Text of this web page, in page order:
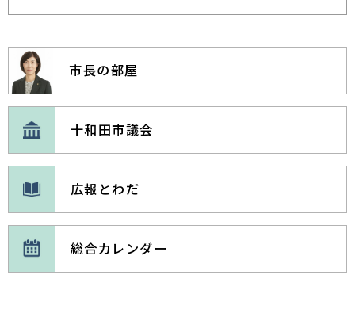
定例会・臨時会の開催状況 令和８年（2026年）
議会事務局
自動販売機設置に係る一般競争入札について
財政課 契約検査係
2026年08月06日
十和田市総合計画審議会より答申を受けました
焼山浄化センター等維持管理業務委託公募型プロポ
ーザルの審査結果について
2024年02月16日 募集案内
十和田下水処理場・ポンプ場等維持管理業務委託公
2023年12月27日
プロポーザルの実施について
2023年12月27日
特定随意契約の公表について 財政課 契約検査係
2026年04月06日 入札
令和８年度（公共）第６号「公共汚水桝設置業務委
託」の一般競争入札について
2026年04月06日
入札・契約制度について
簡易型一般競争入札・郵便入札について
財政課 契約検査係
2026年03月28日
令和8年度 物品・建設コンサルタント等業者名簿
市長の部屋
十和田市議会
広報とわだ
総合カレンダー